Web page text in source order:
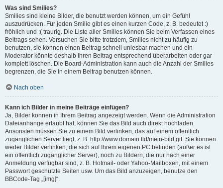
Was sind Smilies?
Smilies sind kleine Bilder, die benutzt werden können, um ein Gefühl
auszudrücken. Für jeden Smilie gibt es einen kurzen Code, z. B. bedeutet :)
fröhlich und :( traurig. Die Liste aller Smilies können Sie beim Verfassen eines
Beitrags sehen. Versuchen Sie bitte trotzdem, Smilies nicht zu häufig zu
benutzen, sie können einen Beitrag schnell unlesbar machen und ein
Moderator könnte deshalb Ihren Beitrag entsprechend überarbeiten oder gar
komplett löschen. Die Board-Administration kann auch die Anzahl der Smilies
begrenzen, die Sie in einem Beitrag benutzen können.
Nach oben
Kann ich Bilder in meine Beiträge einfügen?
Ja, Bilder können in Ihrem Beitrag angezeigt werden. Wenn die Administration
Dateianhänge erlaubt hat, können Sie das Bild auch direkt hochladen.
Ansonsten müssen Sie zu einem Bild verlinken, das auf einem öffentlich
zugänglichen Server liegt, z. B. http://www.domain.tld/mein-bild.gif. Sie können
weder Bilder verlinken, die sich auf Ihrem eigenen PC befinden (außer es ist
ein öffentlich zugänglicher Server), noch zu Bildern, die nur nach einer
Anmeldung verfügbar sind, z. B. Hotmail- oder Yahoo-Mailboxen, mit einem
Passwort geschützte Seiten usw. Um das Bild anzuzeigen, benutze den
BBCode-Tag „[img]“.